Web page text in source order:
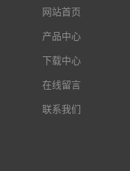
网站首页
产品中心
下载中心
在线留言
联系我们